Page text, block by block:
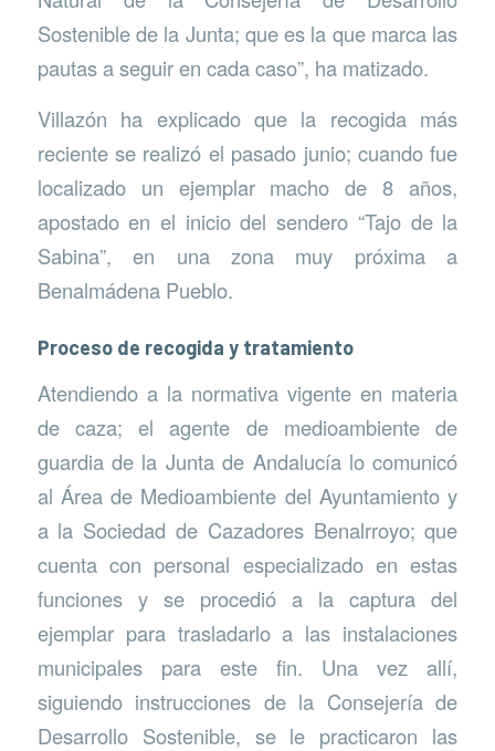
Sostenible de la Junta; que es la que marca las
pautas a seguir en cada caso”, ha matizado.
Villazón ha explicado que la recogida más
reciente se realizó el pasado junio; cuando fue
localizado un ejemplar macho de 8 años,
apostado en el inicio del sendero “Tajo de la
Sabina”, en una zona muy próxima a
Benalmádena Pueblo.
Proceso de recogida y tratamiento
Atendiendo a la normativa vigente en materia
de caza; el agente de medioambiente de
guardia de la Junta de Andalucía lo comunicó
al Área de Medioambiente del Ayuntamiento y
a la Sociedad de Cazadores Benalrroyo; que
cuenta con personal especializado en estas
funciones y se procedió a la captura del
ejemplar para trasladarlo a las instalaciones
municipales para este fin. Una vez allí,
siguiendo instrucciones de la Consejería de
Desarrollo Sostenible, se le practicaron las